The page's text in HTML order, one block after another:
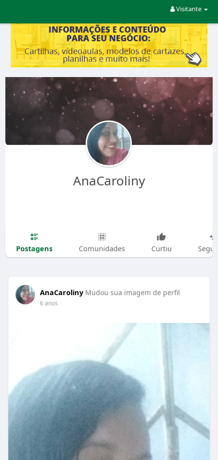
Visitante
AnaCaroliny
Postagens Comunidades Curtiu
AnaCaroliny Mudou sua imagem de perfil
6 anos